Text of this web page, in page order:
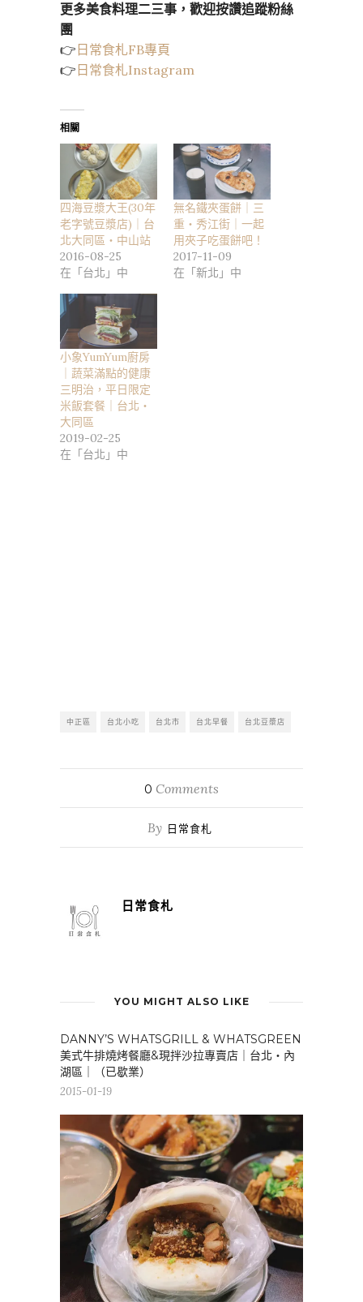
更多美食料理二三事，歡迎按讚追蹤粉絲
團
👉 日常食札FB專頁
👉 日常食札Instagram
相關
四海豆漿大王(30年
老字號豆漿店)｜台
北大同區・中山站
2016-08-25
在「台北」中
無名鐵夾蛋餅｜三
重・秀江街｜一起
用夾子吃蛋餅吧！
2017-11-09
在「新北」中
小象YumYum廚房
｜蔬菜滿點的健康
三明治，平日限定
米飯套餐｜台北・
大同區
2019-02-25
在「台北」中
中正區 台北小吃 台北市 台北早餐 台北豆漿店
0 Comments
By 日常食札
日常食札
YOU MIGHT ALSO LIKE
DANNY’S WHATSGRILL & WHATSGREEN
美式牛排燒烤餐廳&現拌沙拉專賣店｜台北・內
湖區｜（已歇業）
2015-01-19